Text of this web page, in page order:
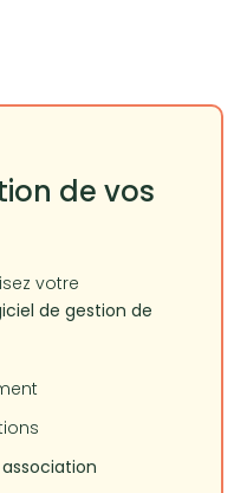
de vos
votre
de gestion de